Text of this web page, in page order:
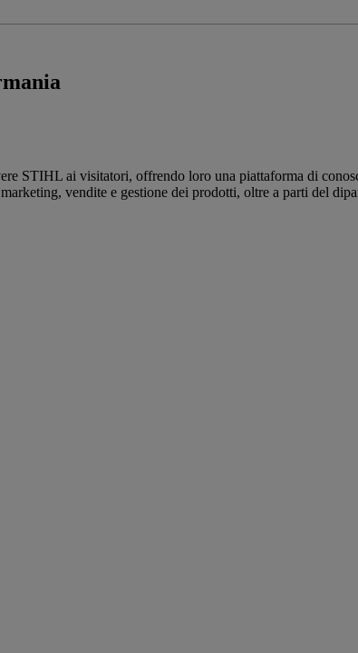
STIHL ai visitatori, offrendo loro una piattaforma di
vendite e gestione dei prodotti, oltre a parti del